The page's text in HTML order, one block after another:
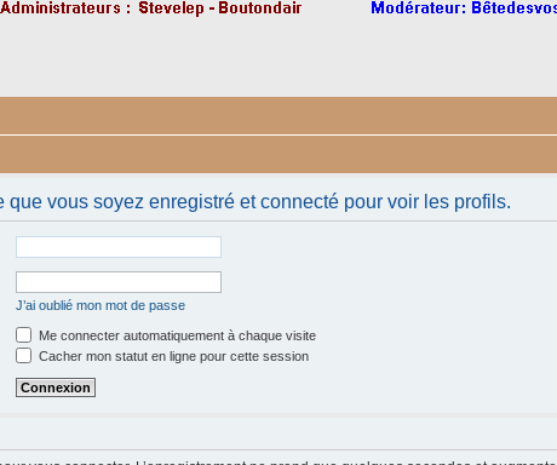
que vous soyez enregistré et connecté pour voir les profils.
J’ai oublié mon mot de passe
Me connecter automatiquement à chaque visite
Cacher mon statut en ligne pour cette session